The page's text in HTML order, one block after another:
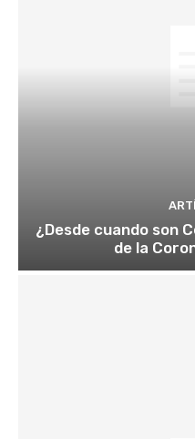
¿Desde cuando son
de la